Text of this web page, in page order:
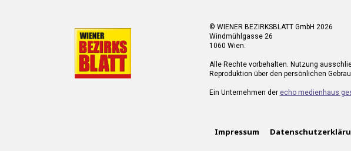
© WIENER BEZIRKSBLATT GmbH 2026
Windmühlgasse 26
1060 Wien.
Alle Rechte vorbehalten. Nutzung
Reproduktion über den persönlichen
Ein Unternehmen der echo medienhaus
Impressum